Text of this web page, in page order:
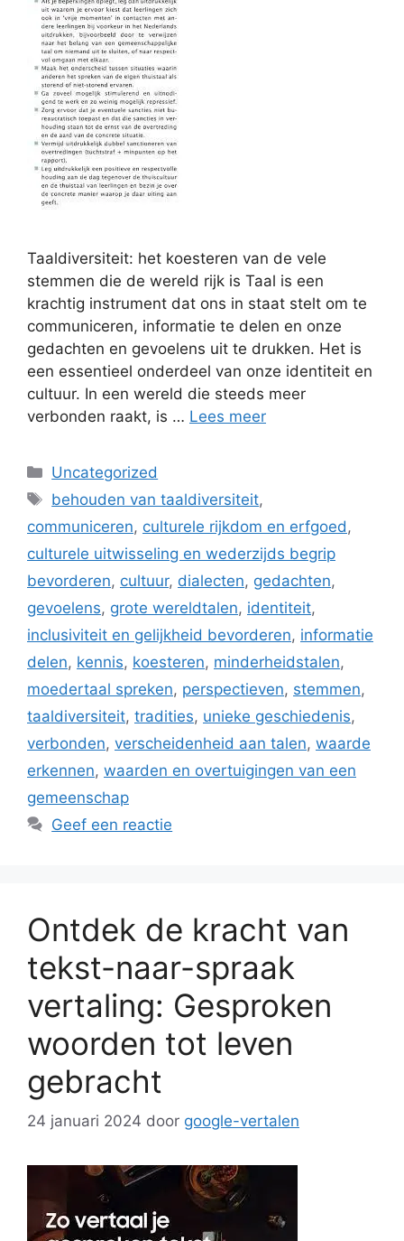
Taaldiversiteit: het koesteren van de vele
stemmen die de wereld rijk is Taal is een
krachtig instrument dat ons in staat stelt om te
communiceren, informatie te delen en onze
gedachten en gevoelens uit te drukken. Het is
een essentieel onderdeel van onze identiteit en
cultuur. In een wereld die steeds meer
verbonden raakt, is … Lees meer
Categorieën
Uncategorized
Tags
behouden van taaldiversiteit,
communiceren, culturele rijkdom en erfgoed ,
culturele uitwisseling en wederzijds begrip
bevorderen, cultuur, dialecten, gedachten,
gevoelens, grote wereldtalen, identiteit,
inclusiviteit en gelijkheid bevorderen, informatie
delen, kennis, koesteren, minderheidstalen,
moedertaal spreken, perspectieven, stemmen,
taaldiversiteit, tradities, unieke geschiedenis,
verbonden, verscheidenheid aan talen, waarde
erkennen, waarden en overtuigingen van een
gemeenschap
Geef een reactie
Ontdek de kracht van
tekst-naar-spraak
vertaling: Gesproken
woorden tot leven
gebracht
24 januari 2024 door google-vertalen